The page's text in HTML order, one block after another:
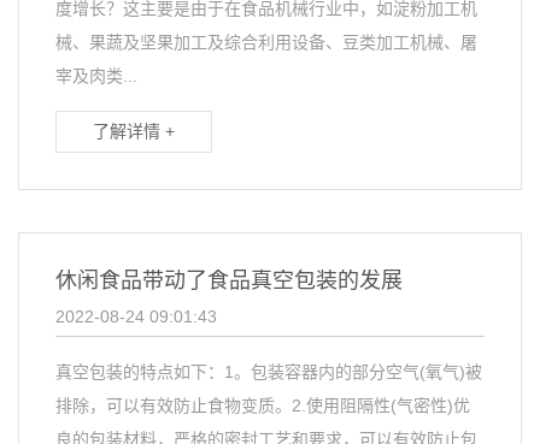
度增长？这主要是由于在食品机械行业中，如淀粉加工机
械、果蔬及坚果加工及综合利用设备、豆类加工机械、屠
宰及肉类...
了解详情 +
休闲食品带动了食品真空包装的发展
2022-08-24 09:01:43
真空包装的特点如下：1。包装容器内的部分空气(氧气)被
排除，可以有效防止食物变质。2.使用阻隔性(气密性)优
良的包装材料，严格的密封工艺和要求，可以有效防止包